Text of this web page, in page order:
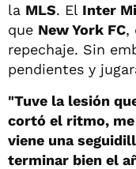
la MLS. El Inter
que New York FC,
repechaje. Sin
pendientes y
"Tuve la lesión
cortó el ritmo,
viene una
terminar bien el